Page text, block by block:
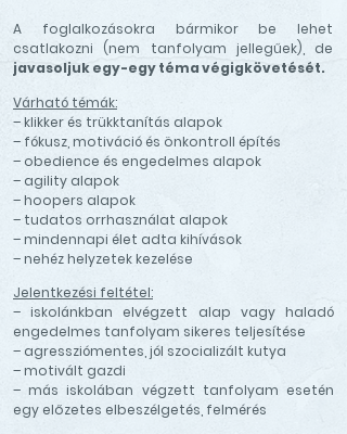
A foglalkozásokra bármikor be lehet
csatlakozni (nem tanfolyam jellegűek), de
javasoljuk egy-egy téma végigkövetését.
Várható témák:
– klikker és trükktanítás alapok
– fókusz, motiváció és önkontroll építés
– obedience és engedelmes alapok
– agility alapok
– hoopers alapok
– tudatos orrhasználat alapok
– mindennapi élet adta kihívások
– nehéz helyzetek kezelése
Jelentkezési feltétel:
– iskolánkban elvégzett alap vagy haladó
engedelmes tanfolyam sikeres teljesítése
– agressziómentes, jól szocializált kutya
– motivált gazdi
– más iskolában végzett tanfolyam esetén
egy előzetes elbeszélgetés, felmérés